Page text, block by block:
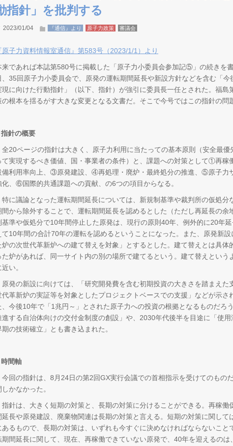
指針」を批判する
2023/01/04 『通信』より 原子力政策 審議会
原子力資料情報室通信』第583号（2023/1/1）より
来であれば本誌第580号に掲載した「原子力小委員会参加記⑤」の続きを
、35回原子力小委員会で、原発の運転期間延長や新設方針などを含む「今
現に向けた行動指針」（以下、指針）が強引に委員長一任とされた。福島
の根本を揺るがす大きな変更となる文書だ。そこで今号ではこの指針の問
針の概要
20ページの指針は大きく、原子力利用に当たっての基本原則（安全最優
て実現するべき価値、国・事業者の条件）と、課題への対策として①再稼
備利用率向上、③原発建設、④再処理・廃炉・最終処分の推進、⑤原子力
化、⑥国際的共通課題への貢献、の6つの項目からなる。
に議論となった運転期間延長については、新規制基準や裁判所の仮処分
間から除外することで、運転期間延長を認めるとした（ただし再延長の余
基準や仮処分で10年間停止した原発は、現行の原則40年、例外的に20年
て10年間の合計70年の運転を認めるということになった。また、原発新
炉の次世代革新炉への建て替えを対象」とするとした。建て替えとは具体
た炉があれば、同一サイト内の別の場所で建てるという。建て替えという
近い。
発の新設に向けては、「研究開発費を含む初期投資の大きさを踏まえた
代革新炉の実証等を対象としたプロジェクトベースでの支援」などが示さ
、今後10年で「1兆円～」とされた原子力への投資の根拠となるものだろ
進する自治体向けの交付金制度の創設」や、2030年代後半を目途に「使
期の技術確立」とも書き込まれた。
時間軸
回の指針は、8月24日の第2回GX実行会議での首相指示を受けてのもの
しかなかった。
針は、大きく短期の対策と、長期の対策に分けることができる。再稼働
延長や原発建設、廃棄物関連は長期の対策と言える。短期の対策に関して
あるもので、長期の対策は、いずれも今すぐに決めなければならないこと
期間延長に関して、現在、再稼働できていない原発で、40年を迎えるのは